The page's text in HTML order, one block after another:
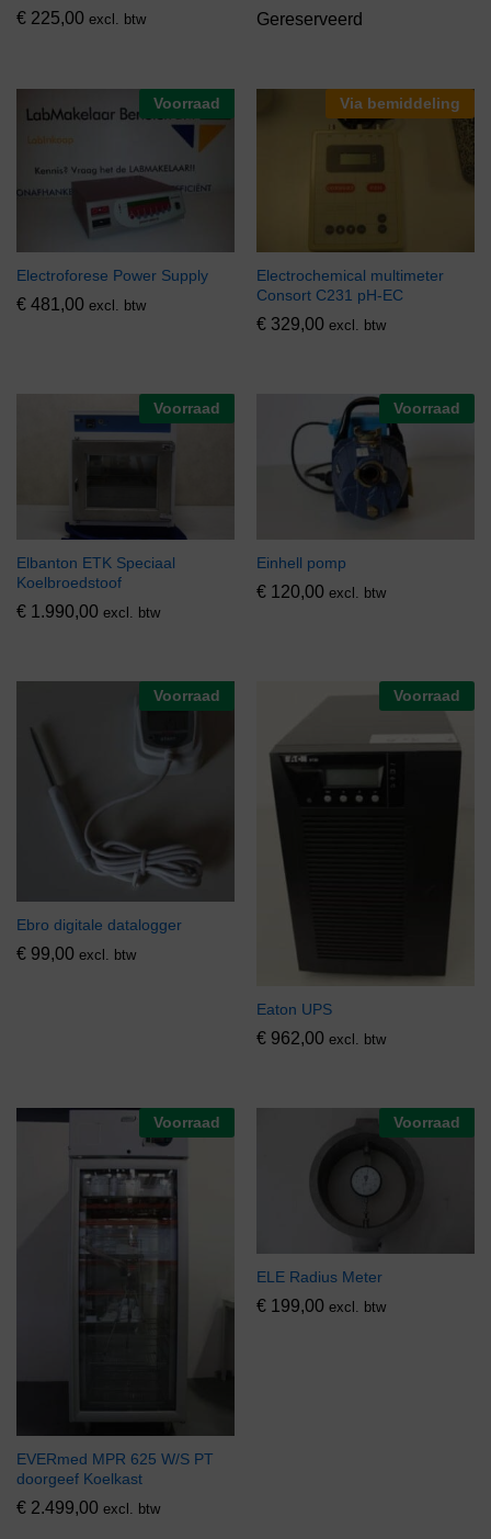
€ 225,00 excl. btw Gereserveerd
Voorraad
Electroforese Power Supply
€ 481,00 excl. btw
Via bemiddeling
Electrochemical multimeter
Consort C231 pH-EC
€ 329,00 excl. btw
Voorraad
Elbanton ETK Speciaal
Koelbroedstoof
€ 1.990,00 excl. btw
Voorraad
Einhell pomp
€ 120,00 excl. btw
Voorraad
Ebro digitale datalogger
€ 99,00 excl. btw
Voorraad
Eaton UPS
€ 962,00 excl. btw
Voorraad
EVERmed MPR 625 W/S PT
doorgeef Koelkast
€ 2.499,00 excl. btw
Voorraad
ELE Radius Meter
€ 199,00 excl. btw